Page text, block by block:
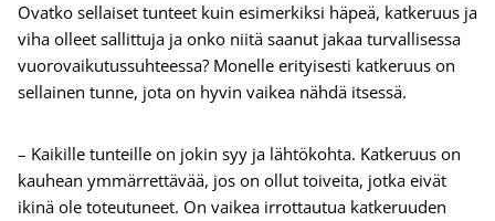
Ovatko sellaiset tunteet kuin esimerkiksi häpeä, katkeruus ja
viha olleet sallittuja ja onko niitä saanut jakaa turvallisessa
vuorovaikutussuhteessa? Monelle erityisesti katkeruus on
sellainen tunne, jota on hyvin vaikea nähdä itsessä.
– Kaikille tunteille on jokin syy ja lähtökohta. Katkeruus on
kauhean ymmärrettävää, jos on ollut toiveita, jotka eivät
ikinä ole toteutuneet. On vaikea irrottautua katkeruuden